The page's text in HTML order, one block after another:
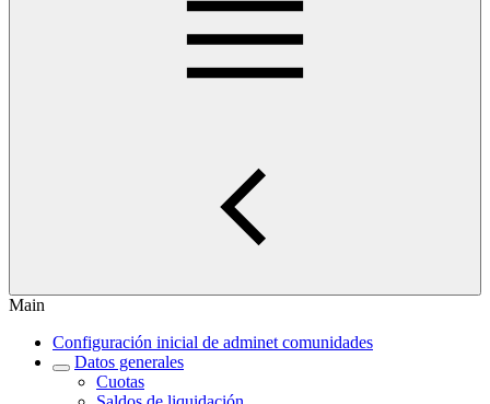
Main
Configuración inicial de adminet comunidades
Datos generales
Cuotas